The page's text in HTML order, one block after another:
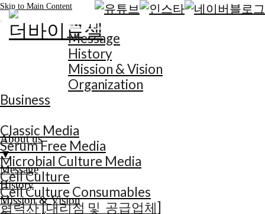
Skip to Main Content
About us
▼
Message
History
Mission & Vision
About us
Message
History
Mission & Vision
Organization
Business
Classic Media
Serum Free Media
Microbial Culture Media
Cell Culture
Cell Culture Consumables
협력사 [대리점 및 공급업체]